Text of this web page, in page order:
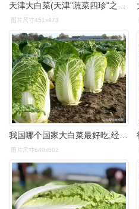
天津大白菜(天津"蔬菜四珍"之一)_石塘网
图片尺寸451x473
图片尺寸640x602